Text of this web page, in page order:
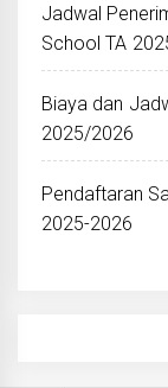
Jadwal
School TA
Biaya dan
2025/2026
Pendaftaran
2025-2026